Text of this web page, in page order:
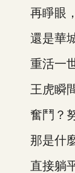
再睜眼，
還是華城
重活一世
王虎瞬間
奮鬥？努
那是什麼
直接躺平